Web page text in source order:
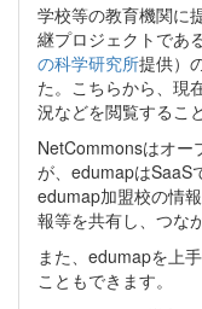
学校等の教育機関に
継プロジェクトであ
の科学研究所提供）
た。こちらから、現
況などを閲覧するこ
NetCommonsはオー
が、edumapはSaaS
edumap加盟校の情
報等を共有し、つな
また、edumapを上
こともできます。